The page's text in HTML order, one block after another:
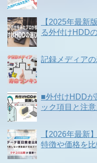
【2025年最新
る外付けHDD
記録メディア
■外付けHDDが
ック項目と注
【2026年最新
特徴や価格を比